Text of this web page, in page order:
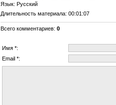
Язык: Русский
Длительность материала: 00:01:07
Всего комментариев: 0
Имя *:
Email *: